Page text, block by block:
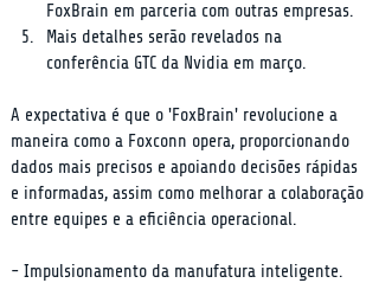
FoxBrain em parceria com outras empresas.
Mais detalhes serão revelados na
conferência GTC da Nvidia em março.
A expectativa é que o 'FoxBrain' revolucione a
maneira como a Foxconn opera, proporcionando
dados mais precisos e apoiando decisões rápidas
e informadas, assim como melhorar a colaboração
entre equipes e a eficiência operacional.
- Impulsionamento da manufatura inteligente.